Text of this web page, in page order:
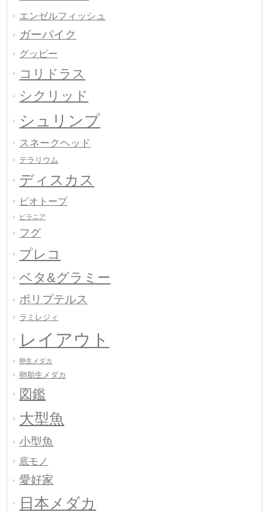
エンゼルフィッシュ
ガーパイク
グッピー
コリドラス
シクリッド
シュリンプ
スネークヘッド
テラリウム
ディスカス
ビオトープ
ピラニア
フグ
プレコ
ベタ&グラミー
ポリプテルス
ラミレジィ
レイアウト
卵生メダカ
卵胎生メダカ
図鑑
大型魚
小型魚
底モノ
愛好家
日本メダカ